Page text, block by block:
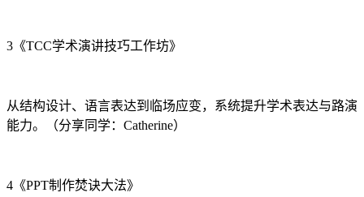
3《TCC学术演讲技巧工作坊》
从结构设计、语言表达到临场应变，系统提升学术表达与路演
能力。（分享同学：Catherine）
4《PPT制作焚诀大法》